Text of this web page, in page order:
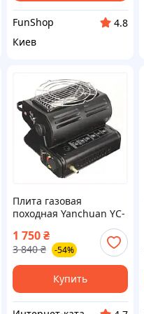
FunShop
4.8
Киев
Плита газовая
походная Yanchuan YC-
8X97799PE3
1 750₴
3 840 ₴ -54%
Купить